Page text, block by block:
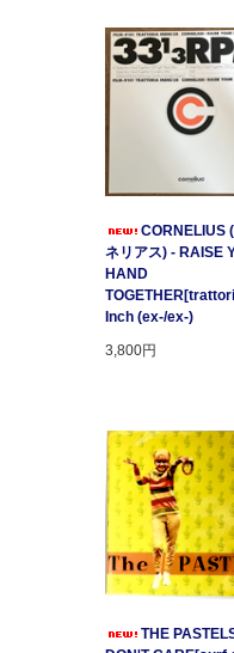
CORNELIUS
ネリアス) - RAISE
HAND
Inch (ex-/ex-)
3,800円
THE